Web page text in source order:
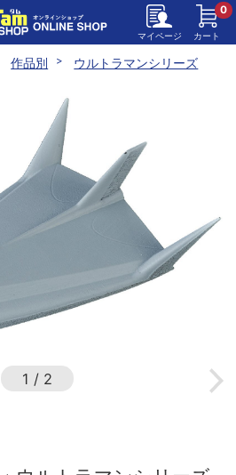
マイページ カート
0
作品別 ウルトラマンシリーズ
1 / 2